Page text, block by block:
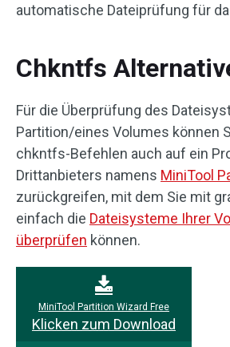
automatische Dateiprüfung für
Chkntfs
Für die Überprüfung des
Partition/eines Volumes können
chkntfs-Befehlen auch auf ein
Drittanbieters namens MiniTool
zurückgreifen, mit dem Sie mit
einfach die Dateisysteme Ihrer
überprüfen können.
MiniTool Partition Wizard Free
Klicken zum Download